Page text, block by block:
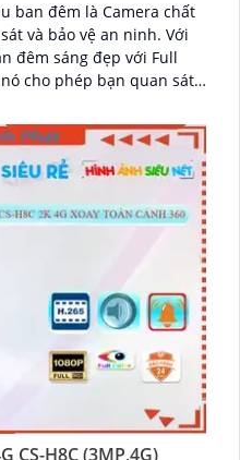
ban đêm là Camera chất
và bảo vệ an ninh. Với
đêm sáng đẹp với Full
cho phép bạn quan sát
CS-H8C (3MP,4G)